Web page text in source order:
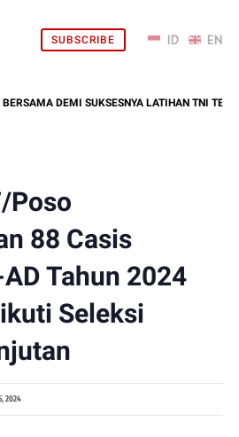
SUBSCRIBE
DEMI SUKSESNYA LATIHAN TNI
Poso
88 Casis
Tahun 2024
Seleksi
2024